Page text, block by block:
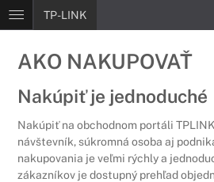
TP-LINK
AKO NAKUPOVAŤ
Nakúpiť je jednoduché
Nakúpiť na obchodnom portáli
návštevník, súkromná osoba aj
nakupovania je veľmi rýchly a
zákazníkov je dostupný prehľad